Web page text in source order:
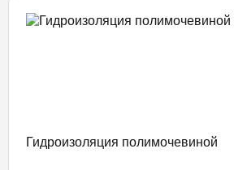
Гидроизоляция полимочевиной